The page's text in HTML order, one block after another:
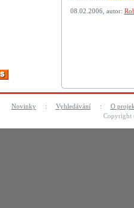
08.02.2006, autor:
Novinky: Vyhledávání: O
Copyright